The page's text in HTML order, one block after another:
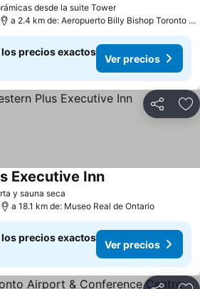
desde la suite Tower
a 2.4 km de: Aeropuerto Billy Bishop Toronto City
precios exactos
Ver precios
Compartir
y sauna seca
Executive Inn
a 18.1 km de: Museo Real de Ontario
precios exactos
Ver precios